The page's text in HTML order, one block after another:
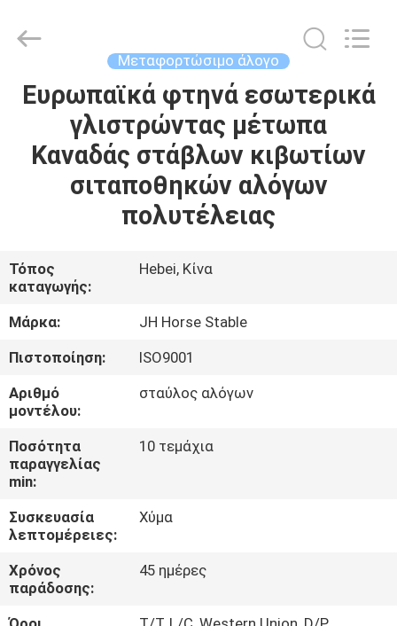
ΣΠΊΤΙ
ΠΡΟΪΌΝΤΑ
ΓΎΡΟΣ
ΕΡΓΟΣΤΑΣΊΩΝ
ΠΟΙΟΤΙΚΌΣ
ΈΛΕΓΧΟΣ
ΜΑΣ
ΣΕ
ΕΠΑΦΉ
ΜΕ
products
Reserved.
Μεταφορτώσιμο άλογο
Ευρωπαϊκά φτηνά εσωτερικά
γλιστρώντας μέτωπα
Καναδάς στάβλων κιβωτίων
σιταποθηκών αλόγων
πολυτέλειας
Τόπος
καταγωγής:
Hebei, Κίνα
Μάρκα:
JH Horse Stable
Πιστοποίηση:
ISO9001
Αριθμό
μοντέλου:
σταύλος αλόγων
Ποσότητα
παραγγελίας
min:
10 τεμάχια
Συσκευασία
λεπτομέρειες:
Χύμα
Χρόνος
παράδοσης:
45 ημέρες